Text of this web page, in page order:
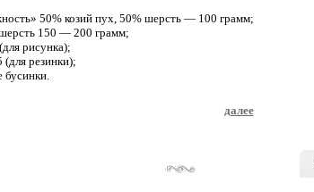
50% козий пух, 50% шерсть — 100 грамм;
150 — 200 грамм;
рисунка);
резинки);
далее